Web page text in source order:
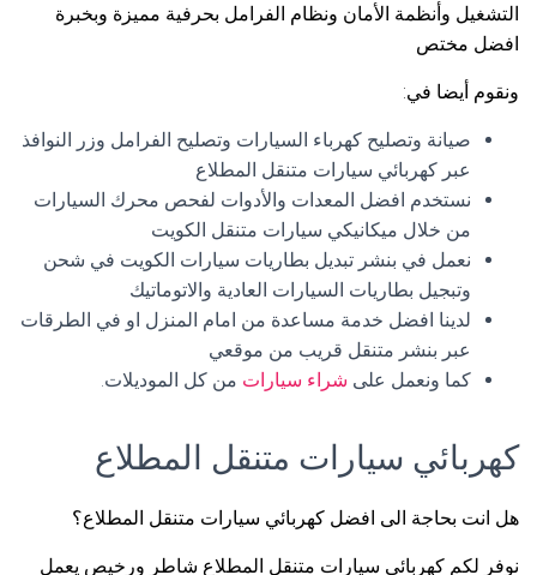
التشغيل وأنظمة الأمان ونظام الفرامل بحرفية مميزة وبخبرة
افضل مختص
ونقوم أيضا في:
صيانة وتصليح كهرباء السيارات وتصليح الفرامل وزر النوافذ
عبر كهربائي سيارات متنقل المطلاع
نستخدم افضل المعدات والأدوات لفحص محرك السيارات
من خلال ميكانيكي سيارات متنقل الكويت
نعمل في بنشر تبديل بطاريات سيارات الكويت في شحن
وتبجيل بطاريات السيارات العادية والاتوماتيك
لدينا افضل خدمة مساعدة من امام المنزل او في الطرقات
عبر بنشر متنقل قريب من موقعي
كما ونعمل على شراء سيارات من كل الموديلات.
كهربائي سيارات متنقل المطلاع
هل انت بحاجة الى افضل كهربائي سيارات متنقل المطلاع؟
نوفر لكم كهربائي سيارات متنقل المطلاع شاطر ورخيص يعمل